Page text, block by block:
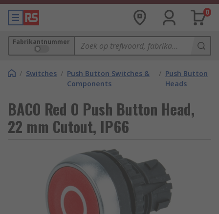
0
Fabrikantnummer
/ Switches / Push Button Switches &
Components
/ Push Button
Heads
BACO Red O Push Button Head,
22 mm Cutout, IP66